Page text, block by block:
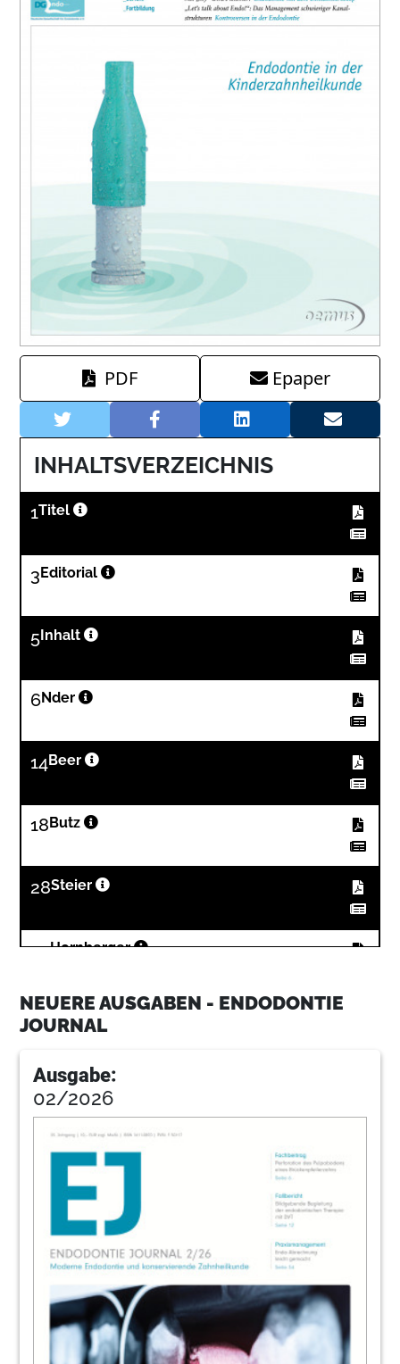
PDF Epaper
INHALTSVERZEICHNIS
1Titel
3 Editorial
5 Inhalt
6Nder
14Beer
18 Butz
28Steier
32Hornberger
34Geibel
36Jadentm
40Pr
Winkler
50Kongresseimpressum
NEUERE AUSGABEN - ENDODONTIE
JOURNAL
Ausgabe:
02/2026